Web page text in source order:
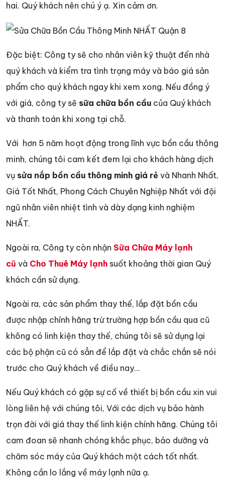
hai. Quý khách nên chú ý ạ. Xin cảm ơn.
Đặc biệt: Công ty sẽ cho nhân viên kỹ thuật đến nhà
quý khách và kiểm tra tình trạng máy và báo giá sản
phẩm cho quý khách ngay khi xem xong. Nếu đồng ý
với giá, công ty sẽ sữa chữa bồn cầu của Quý khách
và thanh toán khi xong tại chỗ.
Với hơn 5 năm hoạt động trong lĩnh vực bồn cầu thông
minh, chúng tôi cam kết đem lại cho khách hàng dịch
vụ sửa nắp bồn cầu thông minh giá rẻ và Nhanh Nhất,
Giá Tốt Nhất, Phong Cách Chuyên Nghiệp Nhất với đội
ngũ nhân viên nhiệt tình và dày dạng kinh nghiệm
NHẤT.
Ngoài ra, Công ty còn nhận Sữa Chữa Máy lạnh
cũ và Cho Thuê Máy lạnh suốt khoảng thời gian Quý
khách cần sử dụng.
Ngoài ra, các sản phẩm thay thế, lắp đặt bồn cầu
được nhập chính hãng trừ trường hợp bồn cầu qua cũ
không có linh kiện thay thế, chúng tôi sẽ sử dụng lại
các bộ phận cũ có sẳn để lắp đặt và chắc chắn sẽ nói
trước cho Quý khách về điều nay...
Nếu Quý khách có gặp sự cố về thiết bị bồn cầu xin vui
lòng liên hệ với chúng tôi, Với các dịch vụ bảo hành
trọn đời với giá thay thế linh kiện chính hãng. Chúng tôi
cam đoan sẽ nhanh chóng khắc phục, bảo dưỡng và
chăm sóc máy của Quý khách một cách tốt nhất.
Không cần lo lắng về máy lạnh nữa ạ.